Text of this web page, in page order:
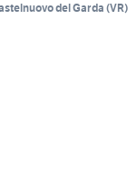
del Garda (VR)